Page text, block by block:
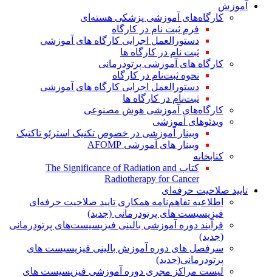
آموزش
کارگاه‌های آموزشی پزشکی هسته‌ای
فرم ثبت نام در کارگاه
دستورالعمل اجرایی کارگاه های آموزشی
ثبت نام در کارگاه ها
کارگاه های آموزشی پرتودرمانی
نحوه ثبت‌نام در کارگاه
دستورالعمل اجرایی کارگاه های آموزشی
ثبت‌نام در کارگاه ها
کارگاه‌های آموزشی هوش مصنوعی
ویدئوهای آموزشی
وبینار آموزشی در خصوص تکنیک استرئو تاکتیک
وبینار های آموزشی AFOMP
کتابخانه
کتاب The Significance of Radiation and
Radiotherapy for Cancer
تایید صلاحیت حرفه‌ای
اطلاعیه تفاهم‌نامه همکاری تایید صلاحیت حرفه‌ای
فیزیسیست های پرتودرمانی (جدید)
فرآیند دوره آموزشی بالینی فیزیسیست‌های پرتودرمانی
(جدید)
سرفصل های دوره آموزش بالینی فیزیسیست های
پرتودرمانی(جدید)
لیست مراکز مجری دوره آموزشی فیزیسیست های